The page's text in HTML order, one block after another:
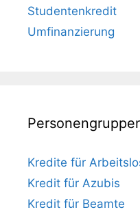
Studentenkredit
Umfinanzierung
Kredite für
Kredit für Azubis
Kredit für Beamte